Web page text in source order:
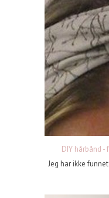
DIY hårbånd
Jeg har ikke